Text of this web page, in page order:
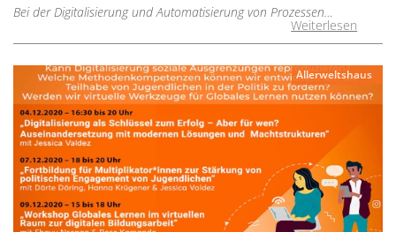
Bei der Digitalisierung und Automatisierung von Prozessen…
Weiterlesen
Allerweltshaus